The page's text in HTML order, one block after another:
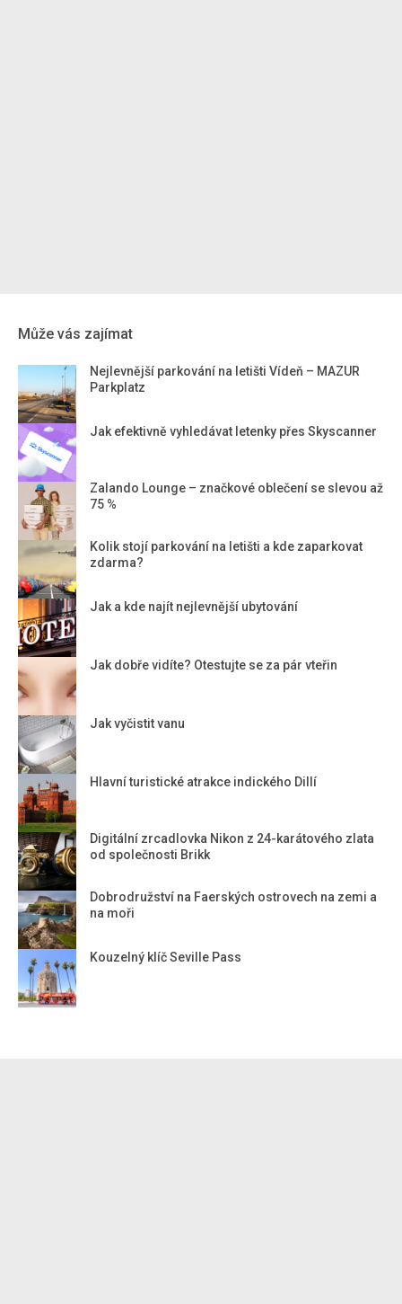
Může vás zajímat
Nejlevnější parkování na letišti Vídeň – MAZUR
Parkplatz
Jak efektivně vyhledávat letenky přes Skyscanner
Zalando Lounge – značkové oblečení se slevou až
75 %
Kolik stojí parkování na letišti a kde zaparkovat
zdarma?
Jak a kde najít nejlevnější ubytování
Jak dobře vidíte? Otestujte se za pár vteřin
Jak vyčistit vanu
Hlavní turistické atrakce indického Dillí
Digitální zrcadlovka Nikon z 24-karátového zlata
od společnosti Brikk
Dobrodružství na Faerských ostrovech na zemi a
na moři
Kouzelný klíč Seville Pass